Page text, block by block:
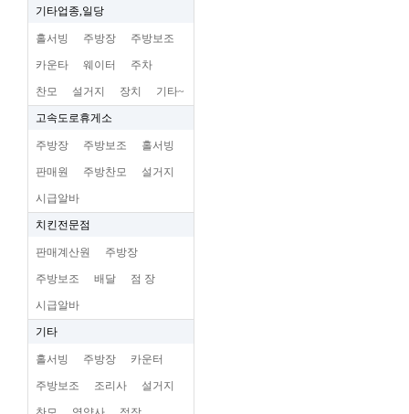
기타업종,일당
홀서빙 주방장 주방보조
카운타 웨이터 주차
찬모 설거지 장치 기타~
고속도로휴게소
주방장 주방보조 홀서빙
판매원 주방찬모 설거지
시급알바
치킨전문점
판매계산원 주방장
주방보조 배달 점 장
시급알바
기타
홀서빙 주방장 카운터
주방보조 조리사 설거지